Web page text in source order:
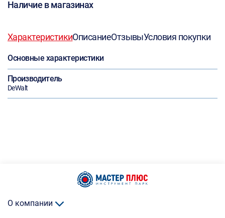
Наличие в магазинах
ХарактеристикиОписаниеОтзывыУсловия покупки
Основные характеристики
Производитель
DeWalt
О компании